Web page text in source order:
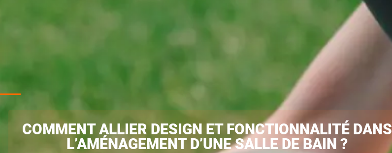
COMMENT ALLIER DESIGN ET FONCTIONNALITÉ DANS
L’AMÉNAGEMENT D’UNE SALLE DE BAIN ?